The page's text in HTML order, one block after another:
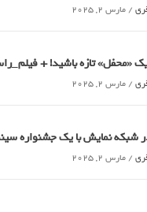
/ مارس 2, 2025
«محفل» تازه باشید! +
/ مارس 2, 2025
شبکه نمایش با یک جشنواره
/ مارس 2, 2025